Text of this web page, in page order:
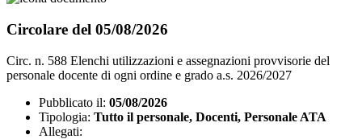
Circolare del 05/08/2026
Circ. n. 588 Elenchi utilizzazioni e assegnazioni provvisorie del
personale docente di ogni ordine e grado a.s. 2026/2027
Pubblicato il: 05/08/2026
Tipologia: Tutto il personale, Docenti, Personale ATA
Allegati: